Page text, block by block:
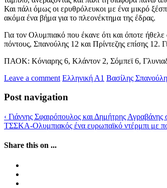
Και πάλι όμως οι ερυθρόλευκοι με ένα μικρό
ακόμα ένα βήμα για το πλεονέκτημα της έδρας.
Για τον Ολυμπιακό που έκανε ότι και όποτε
πόντους, Σπανούλης 12 και Πρίντεζης επίσης
ΠΑΟΚ: Κόνιαρης 6, Κλάντον 2, Σόμπεϊ 6,
Leave a comment Ελληνική Α1 Βασίλης
Post navigation
‹ Γιάννης Σφαιρόπουλος και Δημήτρης Αγραβάνης
ΤΣΣΚΑ-Ολυμπιακός ένα ευρωπαϊκό ντέρμπι με
Share this on ...